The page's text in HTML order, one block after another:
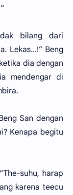
bilang dari
Lekas...!” Beng
dia dengan
mendengar di
San dengan
Kenapa begitu
suhu, harap
karena teecu